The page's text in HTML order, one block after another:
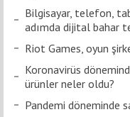
Bilgisayar, telefon,
adımda dijital bahar
Riot Games, oyun
Koronavirüs
ürünler neler oldu?
Pandemi döneminde